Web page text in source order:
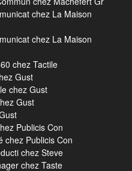
chez La Maison
chez La Maison
chez Tactile
Gust
chez Gust
Gust
Publicis Con
chez Publicis Con
chez Steve
chez Taste